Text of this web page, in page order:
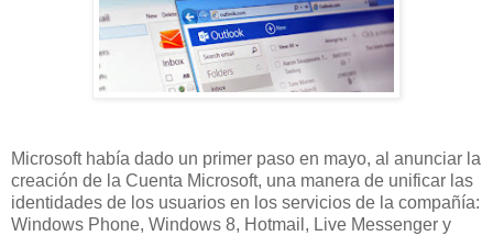
Microsoft había dado un primer paso en mayo, al anunciar la
creación de la Cuenta Microsoft, una manera de unificar las
identidades de los usuarios en los servicios de la compañía:
Windows Phone, Windows 8, Hotmail, Live Messenger y